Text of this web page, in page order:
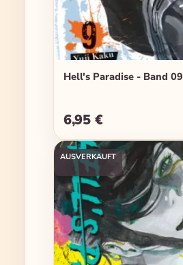
Hell's Paradise - Band 09
Regulärer Preis:
6,95 €
AUSVERKAUFT